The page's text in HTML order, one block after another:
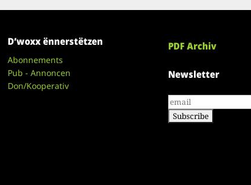
D’woxx ënnerstëtzen
Abonnements
Pub - Annoncen
Don/Kooperativ
PDF Archiv
Newsletter